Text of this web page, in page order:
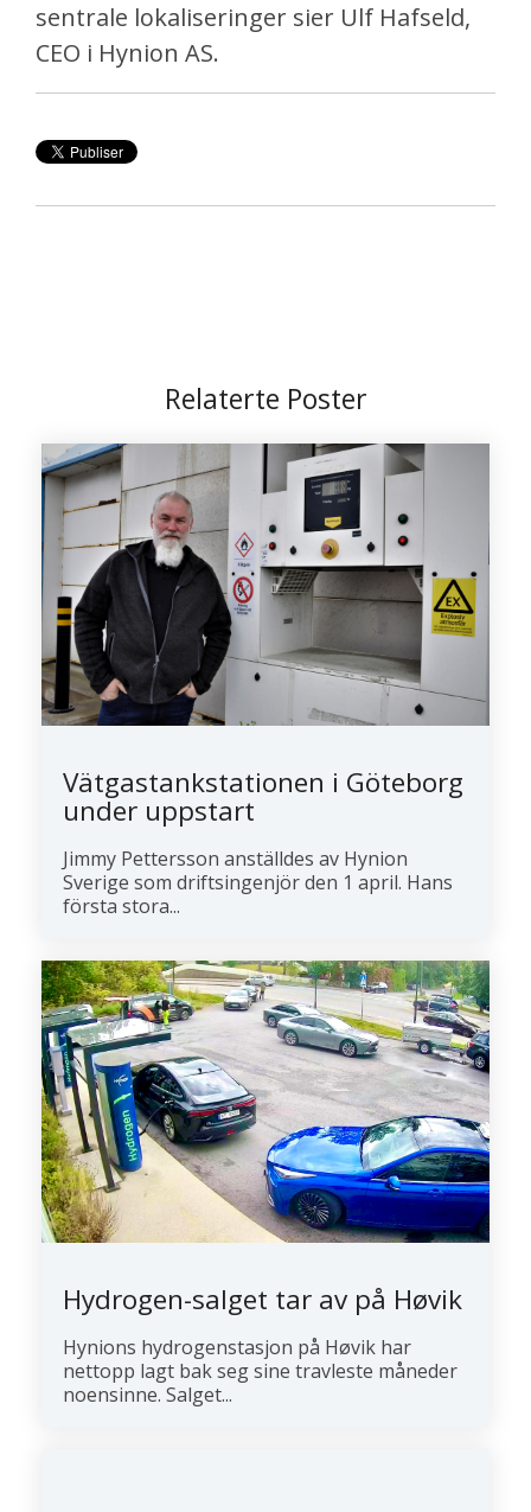
sentrale lokaliseringer sier Ulf Hafseld,
CEO i Hynion AS.
Relaterte Poster
Vätgastankstationen i Göteborg
under uppstart
Jimmy Pettersson anställdes av Hynion
Sverige som driftsingenjör den 1 april. Hans
första stora...
Hydrogen-salget tar av på Høvik
Hynions hydrogenstasjon på Høvik har
nettopp lagt bak seg sine travleste måneder
noensinne. Salget...